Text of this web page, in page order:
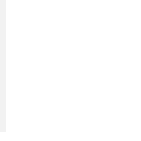
för klimat och
högtekniska och
för framtida generationer
hjälp av innovativa och
och tyger.
sätt att minska
leverantörens egen